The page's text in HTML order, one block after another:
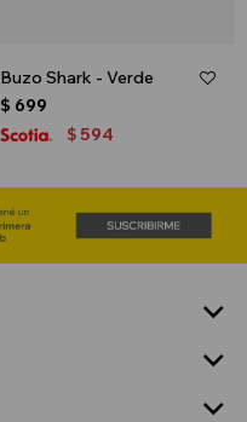
Buzo Shark - Verde
$ 699
$ 594